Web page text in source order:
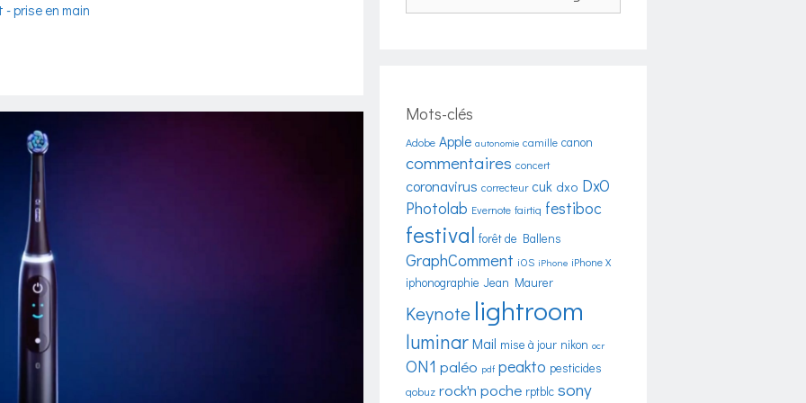
- prise en main
Mots-clés
Adobe Apple autonomie camille canon
commentaires concert
coronavirus correcteur cuk dxo DxO
Photolab Evernote fairtiq festiboc
festival forêt de Ballens
GraphComment iOS iPhone iPhone X
iphonographie Jean Maurer
Keynote lightroom
luminar Mail mise à jour nikon ocr
ON1 paléo pdf peakto pesticides
qobuz rock'n poche rptblc sony